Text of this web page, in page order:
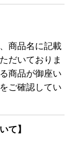
商品名に記載
だいておりま
商品が御座い
ご確認してい
て】